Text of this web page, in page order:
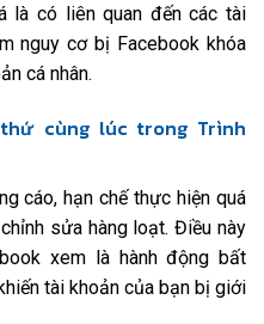
là có liên quan đến các tài
nguy cơ bị Facebook khóa
cá nhân.
cùng lúc trong Trình
cáo, hạn chế thực hiện quá
sửa hàng loạt. Điều này
xem là hành động bất
tài khoản của bạn bị giới